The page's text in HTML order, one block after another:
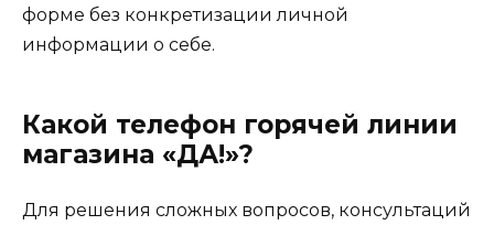
форме без конкретизации личной
информации о себе.
Какой телефон горячей линии
магазина «ДА!»?
Для решения сложных вопросов, консультаций